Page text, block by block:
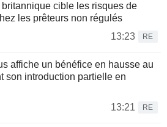
cible les risques de
les prêteurs non régulés
13:23
RE
affiche un bénéfice en hausse au
son introduction partielle en
13:21
RE